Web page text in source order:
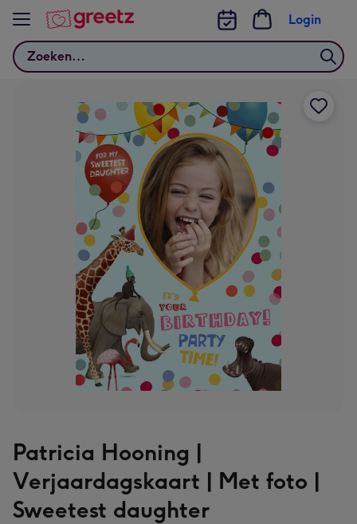
Bekijk meer
Zoeken
Login
Patricia Hooning |
Verjaardagskaart | Met foto |
Sweetest daughter